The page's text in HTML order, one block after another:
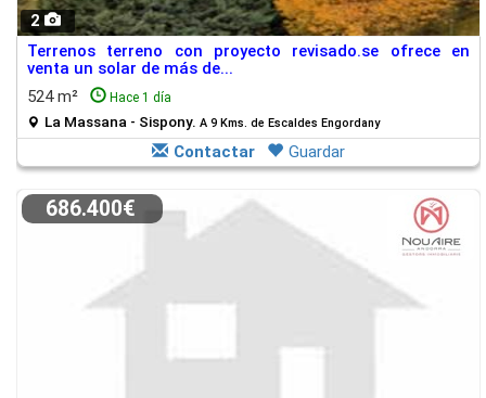
2
Terrenos terreno con proyecto revisado.se ofrece en
venta un solar de más de...
524 m²
Hace 1 día
La Massana - Sispony. A 9 Kms. de Escaldes Engordany
Contactar Guardar
686.400€